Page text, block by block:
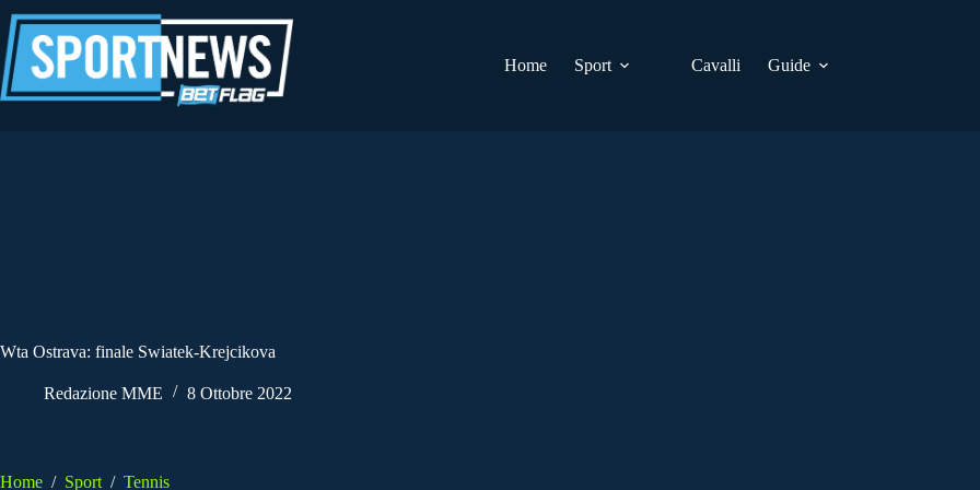
al
contenuto
Home
Sport Cavalli Guide
Wta Ostrava: finale Swiatek-Krejcikova
Redazione MME 8 Ottobre 2022
Home / Sport / Tennis